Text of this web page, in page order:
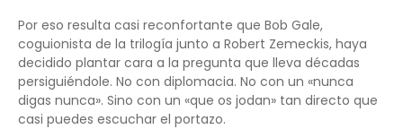
Por eso resulta casi reconfortante que Bob Gale,
coguionista de la trilogía junto a Robert Zemeckis, haya
decidido plantar cara a la pregunta que lleva décadas
persiguiéndole. No con diplomacia. No con un «nunca
digas nunca». Sino con un «que os jodan» tan directo que
casi puedes escuchar el portazo.